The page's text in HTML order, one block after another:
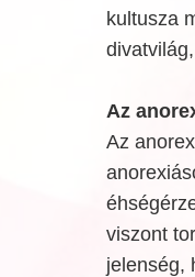
kultusza
Az
Az
viszont
jelenség,